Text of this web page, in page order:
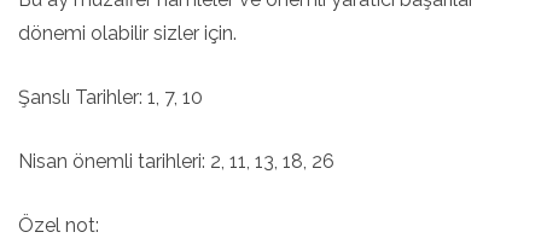
dönemi olabilir sizler için.
Şanslı Tarihler: 1, 7, 10
Nisan önemli tarihleri: 2, 11, 13, 18, 26
Özel not: